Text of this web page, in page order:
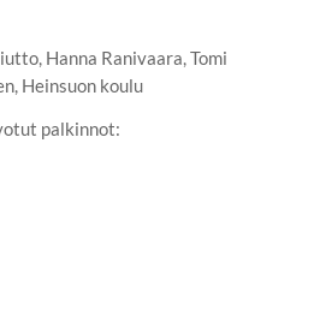
Hanna Ranivaara, Tomi
Heinsuon koulu
palkinnot: